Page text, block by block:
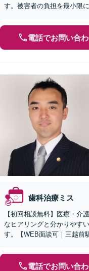
す。被害者の負担を最小限
電話でお問い合
歯科治療ミス
【初回相談無料】医療・介
なヒアリングと分かりやす
す。【WEB面談可｜三越前
電話でお問い合